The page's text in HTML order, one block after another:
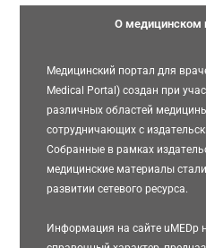
О медицинском
Медицинский портал для
Medical Portal) создан при
различных областей
сотрудничающих с
Собранные в рамках
медицинские материалы
развитии сетевого ресурса.
Информация на сайте uMEDp